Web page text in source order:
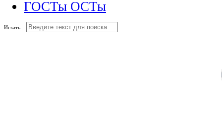
ГОСТы ОСТы
Искать...